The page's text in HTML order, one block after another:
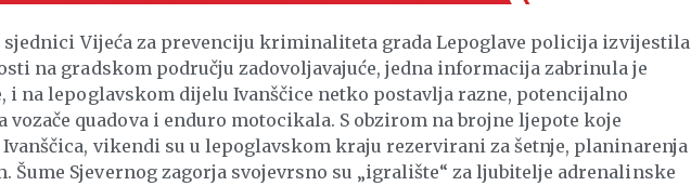
sjednici Vijeća za prevenciju kriminaliteta grada Lepoglave policija izvijestila
na gradskom području zadovoljavajuće, jedna informacija zabrinula je
i na lepoglavskom dijelu Ivanščice netko postavlja razne, potencijalno
vozače quadova i enduro motocikala. S obzirom na brojne ljepote koje
vikendi su u lepoglavskom kraju rezervirani za šetnje, planinarenja
Šume Sjevernog zagorja svojevrsno su „igralište“ za ljubitelje adrenalinske